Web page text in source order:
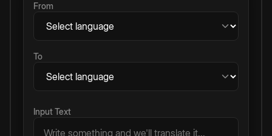
From
To
Input Text